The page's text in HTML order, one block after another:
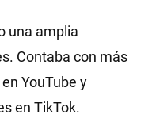
una amplia
Contaba con más
YouTube y
en TikTok.